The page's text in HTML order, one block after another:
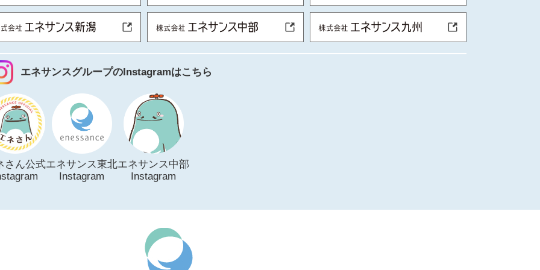
エネサンスグループのInstagramはこちら
さん公式エネサンス東北
Instagram
エネサンス中部
Instagram